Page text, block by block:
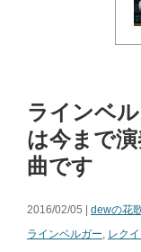
ラインベ
は今まで
曲です
2016/02/05 | dewの花
ラインベルガー, レク